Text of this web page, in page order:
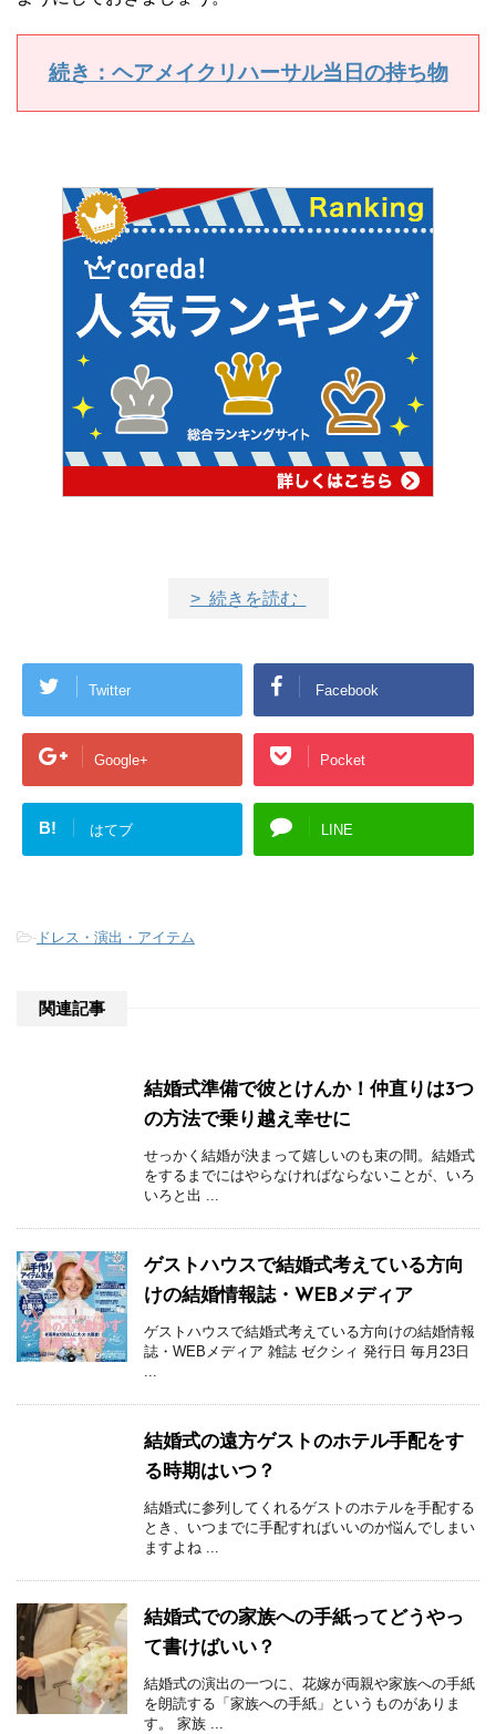
続き：ヘアメイクリハーサル当日の持ち物
> 続きを読む
Twitter Facebook
Google+ Pocket
B! はてブ LINE
- ドレス・演出・アイテム
関連記事
結婚式準備で彼とけんか！仲直りは3つ
の方法で乗り越え幸せに
せっかく結婚が決まって嬉しいのも束の間。結婚式
をするまでにはやらなければならないことが、いろ
いろと出 ...
ゲストハウスで結婚式考えている方向
けの結婚情報誌・WEBメディア
ゲストハウスで結婚式考えている方向けの結婚情報
誌・WEBメディア 雑誌 ゼクシィ 発行日 毎月23日
...
結婚式の遠方ゲストのホテル手配をす
る時期はいつ？
結婚式に参列してくれるゲストのホテルを手配する
とき、いつまでに手配すればいいのか悩んでしまい
ますよね ...
結婚式での家族への手紙ってどうやっ
て書けばいい？
結婚式の演出の一つに、花嫁が両親や家族への手紙
を朗読する「家族への手紙」というものがありま
す。 家族 ...